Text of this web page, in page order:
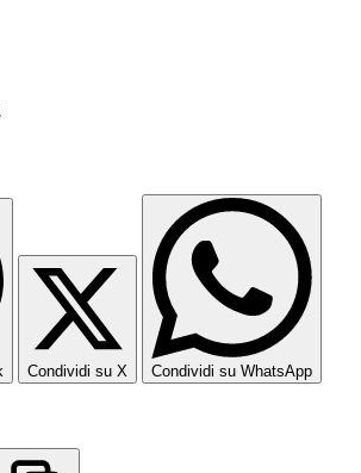
Condividi su X Condividi su WhatsApp